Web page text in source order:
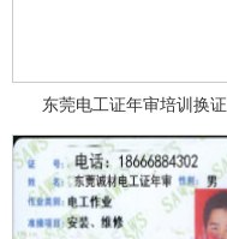
东莞电工证年审培训换证